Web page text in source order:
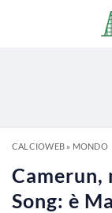
CALCIOWEB» MONDO
Song: è